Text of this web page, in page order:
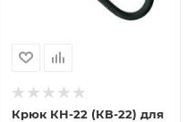
Крюк КН-22 (КВ-22) для